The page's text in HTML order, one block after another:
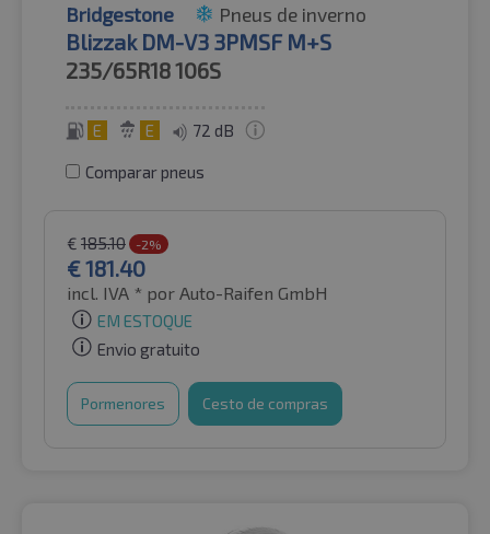
Bridgestone Pneus de inverno
Blizzak DM-V3 3PMSF M+S
235/65R18106S
E E 72 dB
Comparar pneus
€ 185.10 -2%
€181.40
incl. IVA * por Auto-Raifen GmbH
EM ESTOQUE
Envio gratuito
Pormenores Cesto de compras